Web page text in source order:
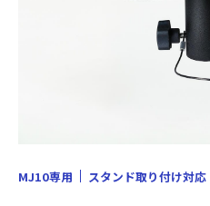
MJ10専用 スタンド取り付け対応